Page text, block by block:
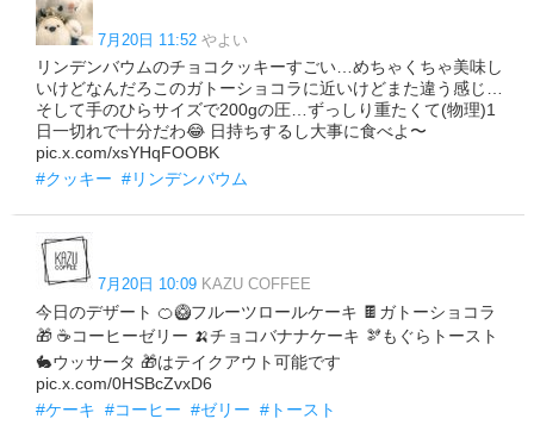
7月20日 11:52 やよい
リンデンバウムのチョコクッキーすごい…めちゃくちゃ美味し
いけどなんだろこのガトーショコラに近いけどまた違う感じ…
そして手のひらサイズで200gの圧…ずっしり重たくて(物理)1
日一切れで十分だわ😂 日持ちするし大事に食べよ〜
pic.x.com/xsYHqFOOBK
#クッキー #リンデンバウム
7月20日 10:09 KAZU COFFEE
今日のデザート 🍊🥝フルーツロールケーキ 🍫ガトーショコラ
🎁 ☕コーヒーゼリー 🍌チョコバナナケーキ 🫘もぐらトースト
🐇ウッサータ 🎁はテイクアウト可能です
pic.x.com/0HSBcZvxD6
#ケーキ #コーヒー #ゼリー #トースト